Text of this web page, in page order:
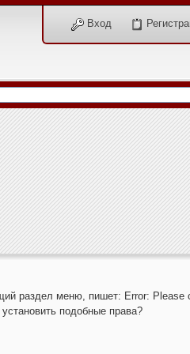
Вход
раздел меню, пишет: Error:
подобные права?